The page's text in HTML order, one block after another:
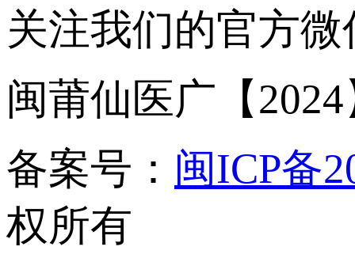
关注我们的官方微
闽莆仙医广【
备案号： 闽ICP备
权所有